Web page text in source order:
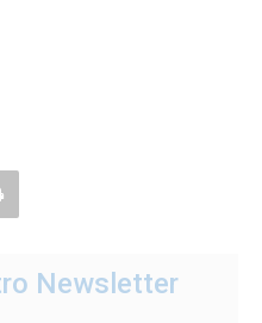
Newsletter